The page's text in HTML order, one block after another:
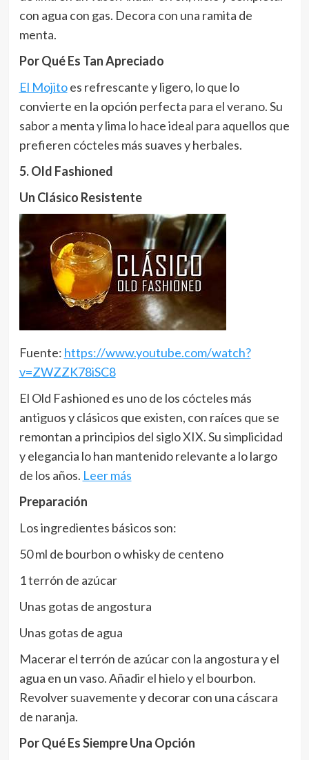
con agua con gas. Decora con una ramita de
menta.
Por Qué Es Tan Apreciado
El Mojitoes refrescante y ligero, lo que lo
convierte en la opción perfecta para el verano. Su
sabor a menta y lima lo hace ideal para aquellos que
prefieren cócteles más suaves y herbales.
5. Old Fashioned
Un Clásico Resistente
Fuente: https://www.youtube.com/watch?
v=ZWZZK78iSC8
El Old Fashioned es uno de los cócteles más
antiguos y clásicos que existen, con raíces que se
remontan a principios del siglo XIX. Su simplicidad
y elegancia lo han mantenido relevante a lo largo
de los años. Leer más
Preparación
Los ingredientes básicos son:
50 ml de bourbon o whisky de centeno
1 terrón de azúcar
Unas gotas de angostura
Unas gotas de agua
Macerar el terrón de azúcar con la angostura y el
agua en un vaso. Añadir el hielo y el bourbon.
Revolver suavemente y decorar con una cáscara
de naranja.
Por Qué Es Siempre Una Opción